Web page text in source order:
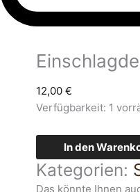
12,00 €
Verfügbarkeit: 1
In den
Kategorien:
Das könnte Ihnen